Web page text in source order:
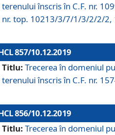
terenului înscris în C.F. nr.
nr. top. 10213/3/7/1/3/2/2/
857/10.12.2019
Titlu: Trecerea în domeniul
terenului înscris în C.F. nr.
856/10.12.2019
Titlu: Trecerea în domeniul